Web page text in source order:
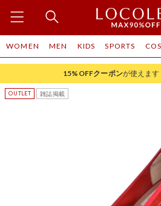
WOMEN MEN KIDS SPORTS
15%OFFクーポンが使えます
雑誌掲載